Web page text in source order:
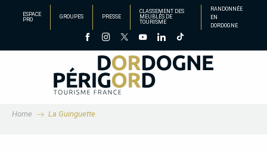
principal
ESPACE
PRO
GROUPES PRESSE
CLASSEMENT DES
MEUBLÉS DE
TOURISME
RANDONNÉE
EN
DORDOGNE
Home La Guinguette